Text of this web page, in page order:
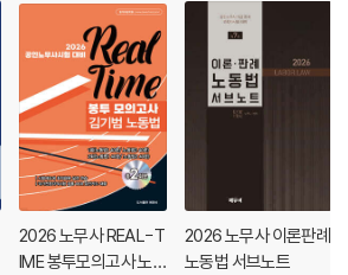
2026 노무사 REAL-T
IME 봉투모의고사 노
2026 노무사 이론판례
노동법 서브노트